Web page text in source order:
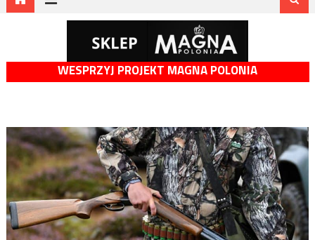
WESPRZYJ PROJEKT MAGNA POLONIA